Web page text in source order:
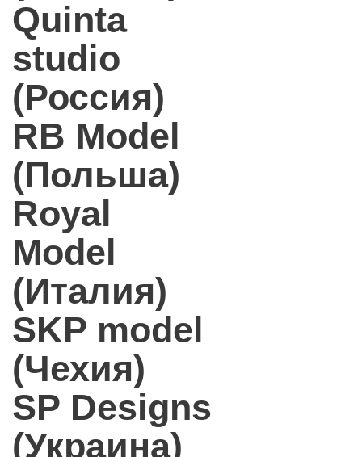
Quinta
studio
(Россия)
RB Model
(Польша)
Royal
Model
(Италия)
SKP model
(Чехия)
SP Designs
(Украина)